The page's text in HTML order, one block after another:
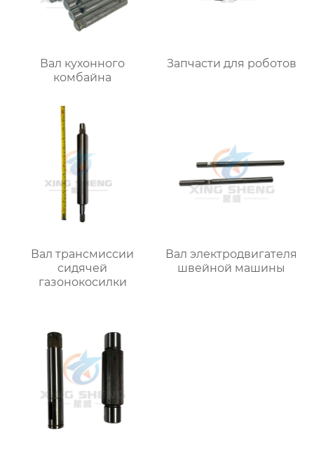
Вал кухонного
комбайна
Запчасти для роботов
Вал трансмиссии
сидячей
газонокосилки
Вал электродвигателя
швейной машины